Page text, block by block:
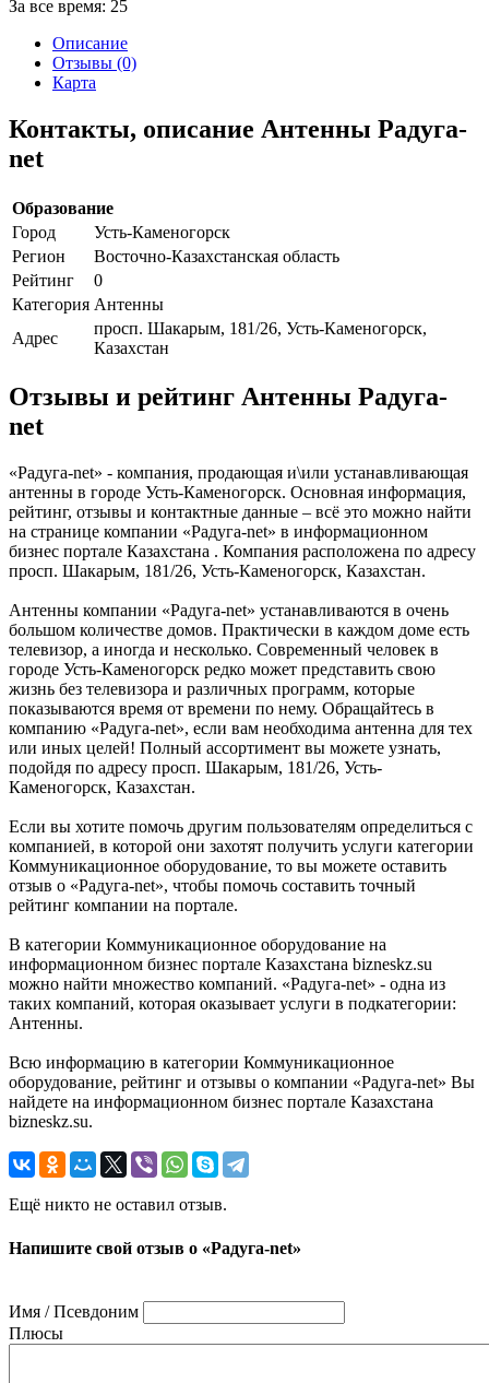
За все время: 25
Описание
Отзывы (0)
Карта
Контакты, описание Антенны Радуга-
net
Образование
Город
Усть-Каменогорск
Регион
Восточно-Казахстанская область
Рейтинг
0
Категория Антенны
Адрес
просп. Шакарым, 181/26, Усть-Каменогорск,
Казахстан
Отзывы и рейтинг Антенны Радуга-
net
«Радуга-net» - компания, продающая и\или устанавливающая
антенны в городе Усть-Каменогорск. Основная информация,
рейтинг, отзывы и контактные данные – всё это можно найти
на странице компании «Радуга-net» в информационном
бизнес портале Казахстана . Компания расположена по адресу
просп. Шакарым, 181/26, Усть-Каменогорск, Казахстан.
Антенны компании «Радуга-net» устанавливаются в очень
большом количестве домов. Практически в каждом доме есть
телевизор, а иногда и несколько. Современный человек в
городе Усть-Каменогорск редко может представить свою
жизнь без телевизора и различных программ, которые
показываются время от времени по нему. Обращайтесь в
компанию «Радуга-net», если вам необходима антенна для тех
или иных целей! Полный ассортимент вы можете узнать,
подойдя по адресу просп. Шакарым, 181/26, Усть-
Каменогорск, Казахстан.
Если вы хотите помочь другим пользователям определиться с
компанией, в которой они захотят получить услуги категории
Коммуникационное оборудование, то вы можете оставить
отзыв о «Радуга-net», чтобы помочь составить точный
рейтинг компании на портале.
В категории Коммуникационное оборудование на
информационном бизнес портале Казахстана bizneskz.su
можно найти множество компаний. «Радуга-net» - одна из
таких компаний, которая оказывает услуги в подкатегории:
Антенны.
Всю информацию в категории Коммуникационное
оборудование, рейтинг и отзывы о компании «Радуга-net» Вы
найдете на информационном бизнес портале Казахстана
bizneskz.su.
Ещё никто не оставил отзыв.
Напишите свой отзыв о «Радуга-net»
Имя / Псевдоним
Плюсы